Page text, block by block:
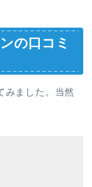
の口コミ
みました。当然